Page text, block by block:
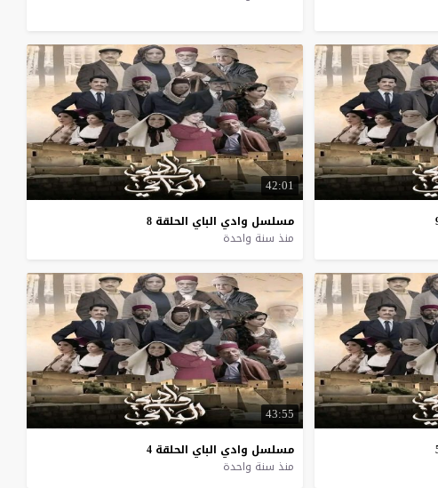
42:01
مسلسل وادي الباي الحلقة 8
منذ سنة واحدة
43:55
مسلسل وادي الباي الحلقة 4
منذ سنة واحدة